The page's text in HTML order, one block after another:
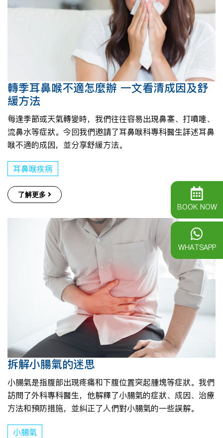
轉季耳鼻喉不適怎麼辦 一文看清成因及舒
緩方法
每逢季節或天氣轉變時，我們往往容易出現鼻塞、打噴嚏、
流鼻水等症狀。今回我們邀請了耳鼻喉科專科醫生詳述耳鼻
喉不適的成因，並分享舒緩方法。
耳鼻喉疾病
了解更多
拆解小腸氣的迷思
小腸氣是指腹部出現疼痛和下腹位置突起腫塊等症狀。我們
訪問了外科專科醫生，他解釋了小腸氣的症狀、成因、治療
方法和預防措施，並糾正了人們對小腸氣的一些誤解。
小腸氣
BOOK NOW
WHATSAPP